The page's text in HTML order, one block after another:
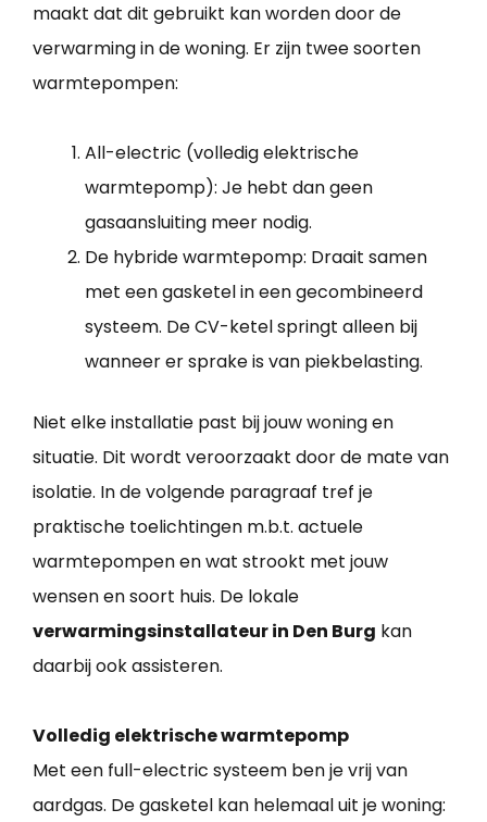
maakt dat dit gebruikt kan worden door de
verwarming in de woning. Er zijn twee soorten
warmtepompen:
All-electric (volledig elektrische
warmtepomp): Je hebt dan geen
gasaansluiting meer nodig.
De hybride warmtepomp: Draait samen
met een gasketel in een gecombineerd
systeem. De CV-ketel springt alleen bij
wanneer er sprake is van piekbelasting.
Niet elke installatie past bij jouw woning en
situatie. Dit wordt veroorzaakt door de mate van
isolatie. In de volgende paragraaf tref je
praktische toelichtingen m.b.t. actuele
warmtepompen en wat strookt met jouw
wensen en soort huis. De lokale
verwarmingsinstallateur in Den Burg kan
daarbij ook assisteren.
Volledig elektrische warmtepomp
Met een full-electric systeem ben je vrij van
aardgas. De gasketel kan helemaal uit je woning: